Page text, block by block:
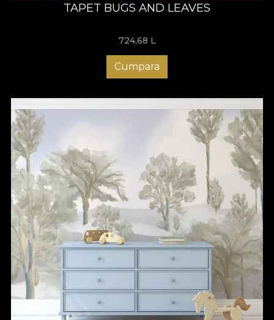
TAPET BUGS AND LEAVES
724,68 L
Cumpara